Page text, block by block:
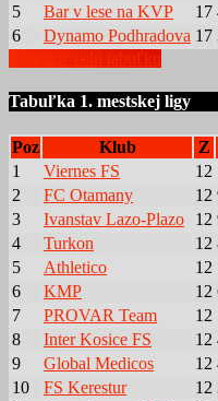
5
Bar v lese na KVP 17
6
Dynamo Podhradova 17
Tabuľka 1. mestskej ligy
Poz Klub Z
1
Viernes FS 12
2
FC Otamany 12
3
Ivanstav Lazo-Plazo 12
4
Turkon 12
5
Athletico 12
6
KMP 12
7
PROVAR Team 12
8
Inter Kosice FS 12
9
Global Medicos 12
10
FS Kerestur 12